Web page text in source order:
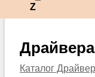
Z
Каталог